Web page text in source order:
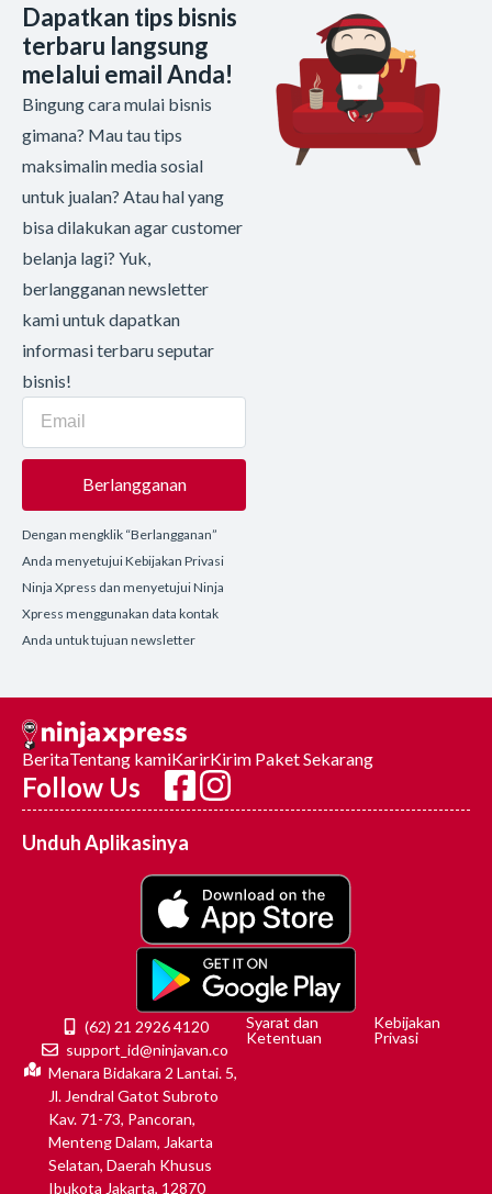
Dapatkan tips bisnis
terbaru langsung
melalui email Anda!
Bingung cara mulai bisnis
gimana? Mau tau tips
maksimalin media sosial
untuk jualan? Atau hal yang
bisa dilakukan agar customer
belanja lagi? Yuk,
berlangganan newsletter
kami untuk dapatkan
informasi terbaru seputar
bisnis!
Berlangganan
Dengan mengklik “Berlangganan”
Anda menyetujui Kebijakan Privasi
Ninja Xpress dan menyetujui Ninja
Xpress menggunakan data kontak
Anda untuk tujuan newsletter
BeritaTentang kamiKarirKirim Paket Sekarang
Follow Us
Unduh Aplikasinya
(62) 21 2926 4120
support_id@ninjavan.co
Menara Bidakara 2 Lantai. 5,
Jl. Jendral Gatot Subroto
Kav. 71-73, Pancoran,
Menteng Dalam, Jakarta
Selatan, Daerah Khusus
Ibukota Jakarta, 12870
Syarat dan
Ketentuan
Kebijakan
Privasi